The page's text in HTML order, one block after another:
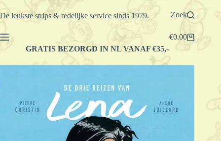
Ga
naar
De leukste strips & redelijke service sinds 1979. Zoek
Winkelwagen
€0.00
GRATIS BEZORGD IN NL VANAF €35,-